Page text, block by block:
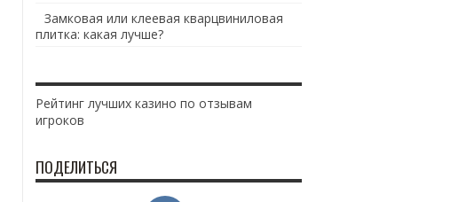
Замковая или клеевая кварцвиниловая
плитка: какая лучше?
Рейтинг лучших казино по отзывам
игроков
ПОДЕЛИТЬСЯ